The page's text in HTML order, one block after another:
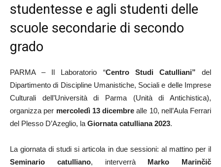
studentesse e agli studenti delle
scuole secondarie di secondo
grado
PARMA – Il Laboratorio “Centro Studi Catulliani” del
Dipartimento di Discipline Umanistiche, Sociali e delle Imprese
Culturali dell’Università di Parma (Unità di Antichistica),
organizza per mercoledì 13 dicembre alle 10, nell’Aula Ferrari
del Plesso D’Azeglio, laGiornata catulliana 2023.
La giornata di studi si articola in due sessioni: al mattino per il
Seminario catulliano, interverrà Marko Marinčič